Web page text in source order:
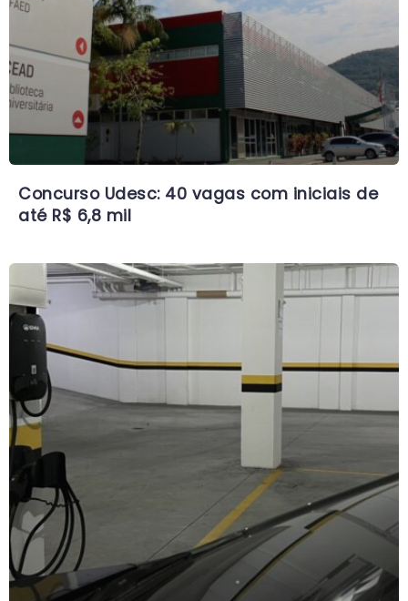
Concurso Udesc: 40 vagas com iniciais de
até R$ 6,8 mil